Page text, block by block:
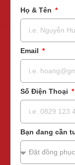
Họ & Tên
Email
Số Điện Thoại
Bạn đang cần